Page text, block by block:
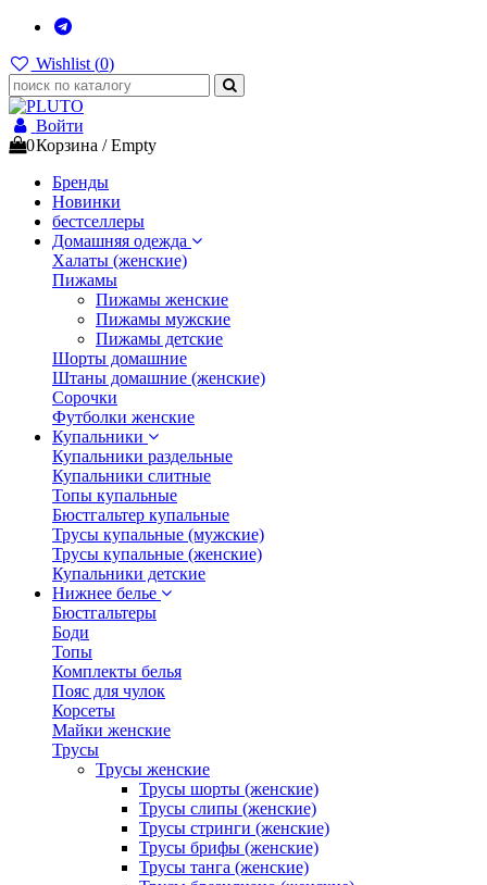
Wishlist (0)
Войти
0Корзина /Empty
Бренды
Новинки
бестселлеры
Домашняя одежда
Халаты (женские)
Пижамы
Пижамы женские
Пижамы мужские
Пижамы детские
Шорты домашние
Штаны домашние (женские)
Сорочки
Футболки женские
Купальники
Купальники раздельные
Купальники слитные
Топы купальные
Бюстгальтер купальные
Трусы купальные (мужские)
Трусы купальные (женские)
Купальники детские
Нижнее белье
Бюстгальтеры
Боди
Топы
Комплекты белья
Пояс для чулок
Корсеты
Майки женские
Трусы
Трусы женские
Трусы шорты (женские)
Трусы слипы (женские)
Трусы стринги (женские)
Трусы брифы (женские)
Трусы танга (женские)